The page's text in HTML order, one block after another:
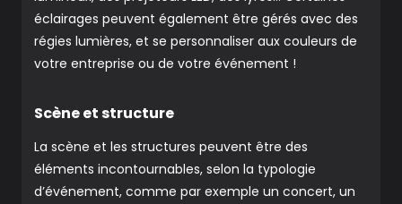
éclairages peuvent également être gérés avec des
régies lumières, et se personnaliser aux couleurs de
votre entreprise ou de votre événement !
Scène et structure
La scène et les structures peuvent être des
éléments incontournables, selon la typologie
d’événement, comme par exemple un concert, un